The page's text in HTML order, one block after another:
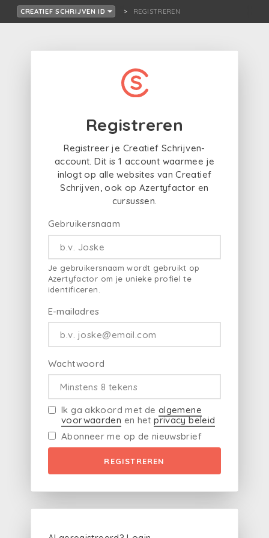
CREATIEF SCHRIJVEN ID REGISTREREN
Registreren
Registreer je Creatief Schrijven-
account. Dit is 1 account waarmee je
inlogt op alle websites van Creatief
Schrijven, ook op Azertyfactor en
cursussen.
Gebruikersnaam
Je gebruikersnaam wordt gebruikt op
Azertyfactor om je unieke profiel te
identificeren.
E-mailadres
Wachtwoord
Ik ga akkoord met de algemene
voorwaarden en hetprivacy beleid
Abonneer me op de nieuwsbrief
REGISTREREN